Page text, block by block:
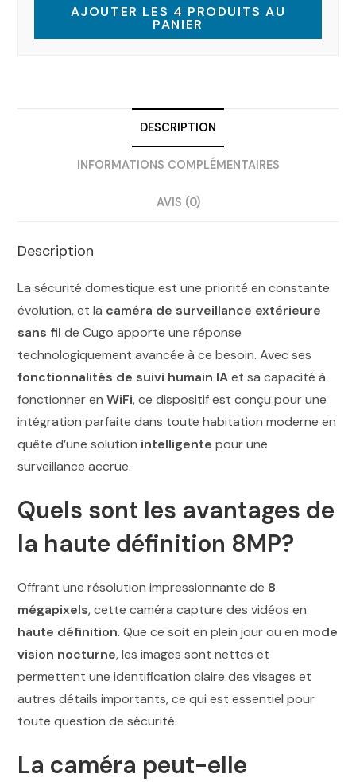
AJOUTER LES 4 PRODUITS AU
PANIER
DESCRIPTION
INFORMATIONS COMPLÉMENTAIRES
AVIS (0)
Description
La sécurité domestique est une priorité en constante
évolution, et la caméra de surveillance extérieure
sans fil de Cugo apporte une réponse
technologiquement avancée à ce besoin. Avec ses
fonctionnalités de suivi humain IAet sa capacité à
fonctionner enWiFi, ce dispositif est conçu pour une
intégration parfaite dans toute habitation moderne en
quête d’une solution intelligente pour une
surveillance accrue.
Quels sont les avantages de
la haute définition 8MP?
Offrant une résolution impressionnante de 8
mégapixels, cette caméra capture des vidéos en
haute définition. Que ce soit en plein jour ou en mode
vision nocturne, les images sont nettes et
permettent une identification claire des visages et
autres détails importants, ce qui est essentiel pour
toute question de sécurité.
La caméra peut-elle